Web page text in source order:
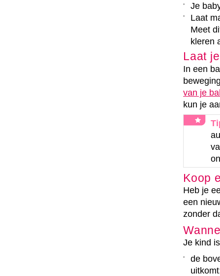
Je
Laat
Meet
kleren
Laat
In een
van je
kun je
Koop
Heb je
een
zonder
Je kind
de